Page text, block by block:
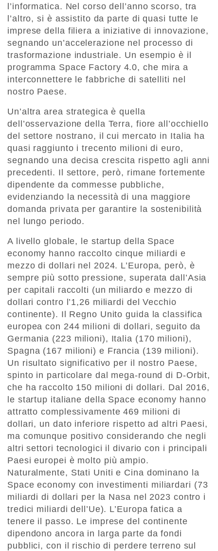
l’informatica. Nel corso dell’anno scorso, tra
l’altro, si è assistito da parte di quasi tutte le
imprese della filiera a iniziative di innovazione,
segnando un’accelerazione nel processo di
trasformazione industriale. Un esempio è il
programma Space Factory 4.0, che mira a
interconnettere le fabbriche di satelliti nel
nostro Paese.
Un’altra area strategica è quella
dell’osservazione della Terra, fiore all’occhiello
del settore nostrano, il cui mercato in Italia ha
quasi raggiunto i trecento milioni di euro,
segnando una decisa crescita rispetto agli anni
precedenti. Il settore, però, rimane fortemente
dipendente da commesse pubbliche,
evidenziando la necessità di una maggiore
domanda privata per garantire la sostenibilità
nel lungo periodo.
A livello globale, le startup della Space
economy hanno raccolto cinque miliardi e
mezzo di dollari nel 2024. L’Europa, però, è
sempre più sotto pressione, superata dall’Asia
per capitali raccolti (un miliardo e mezzo di
dollari contro l’1,26 miliardi del Vecchio
continente). Il Regno Unito guida la classifica
europea con 244 milioni di dollari, seguito da
Germania (223 milioni), Italia (170 milioni),
Spagna (167 milioni) e Francia (139 milioni).
Un risultato significativo per il nostro Paese,
spinto in particolare dal mega-round di D-Orbit,
che ha raccolto 150 milioni di dollari. Dal 2016,
le startup italiane della Space economy hanno
attratto complessivamente 469 milioni di
dollari, un dato inferiore rispetto ad altri Paesi,
ma comunque positivo considerando che negli
altri settori tecnologici il divario con i principali
Paesi europei è molto più ampio.
Naturalmente, Stati Uniti e Cina dominano la
Space economy con investimenti miliardari (73
miliardi di dollari per la Nasa nel 2023 contro i
tredici miliardi dell’Ue). L’Europa fatica a
tenere il passo. Le imprese del continente
dipendono ancora in larga parte da fondi
pubblici, con il rischio di perdere terreno sul